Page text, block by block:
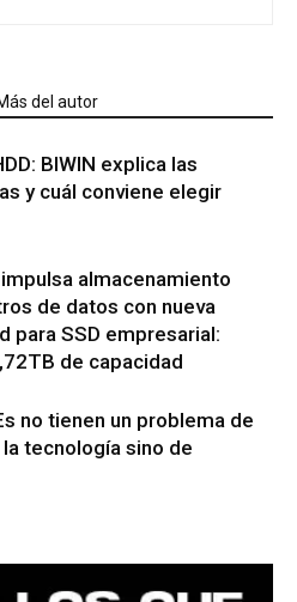
del autor
BIWIN explica las
y cuál conviene elegir
almacenamiento
de datos con nueva
para SSD empresarial:
de capacidad
no tienen un problema de
tecnología sino de